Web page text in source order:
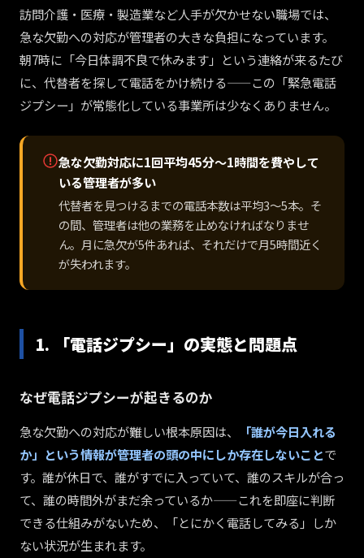
訪問介護・医療・製造業など人手が欠かせない職場では、
急な欠勤への対応が管理者の大きな負担になっています。
朝7時に「今日体調不良で休みます」という連絡が来るたび
に、代替者を探して電話をかけ続ける——この「緊急電話
ジプシー」が常態化している事業所は少なくありません。
急な欠勤対応に1回平均45分〜1時間を費やして
いる管理者が多い
代替者を見つけるまでの電話本数は平均3〜5本。そ
の間、管理者は他の業務を止めなければなりませ
ん。月に急欠が5件あれば、それだけで月5時間近く
が失われます。
1. 「電話ジプシー」の実態と問題点
なぜ電話ジプシーが起きるのか
急な欠勤への対応が難しい根本原因は、
「誰が今日入れる
か」という情報が管理者の頭の中にしか存在しないことで
す。誰が休日で、誰がすでに入っていて、誰のスキルが合っ
て、誰の時間外がまだ余っているか——これを即座に判断
できる仕組みがないため、「とにかく電話してみる」しか
ない状況が生まれます。